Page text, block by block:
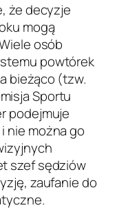
że decyzje
mogą
osób
powtórek
bieżąco (tzw.
Sportu
podejmuje
nie można go
szef sędziów
zaufanie do